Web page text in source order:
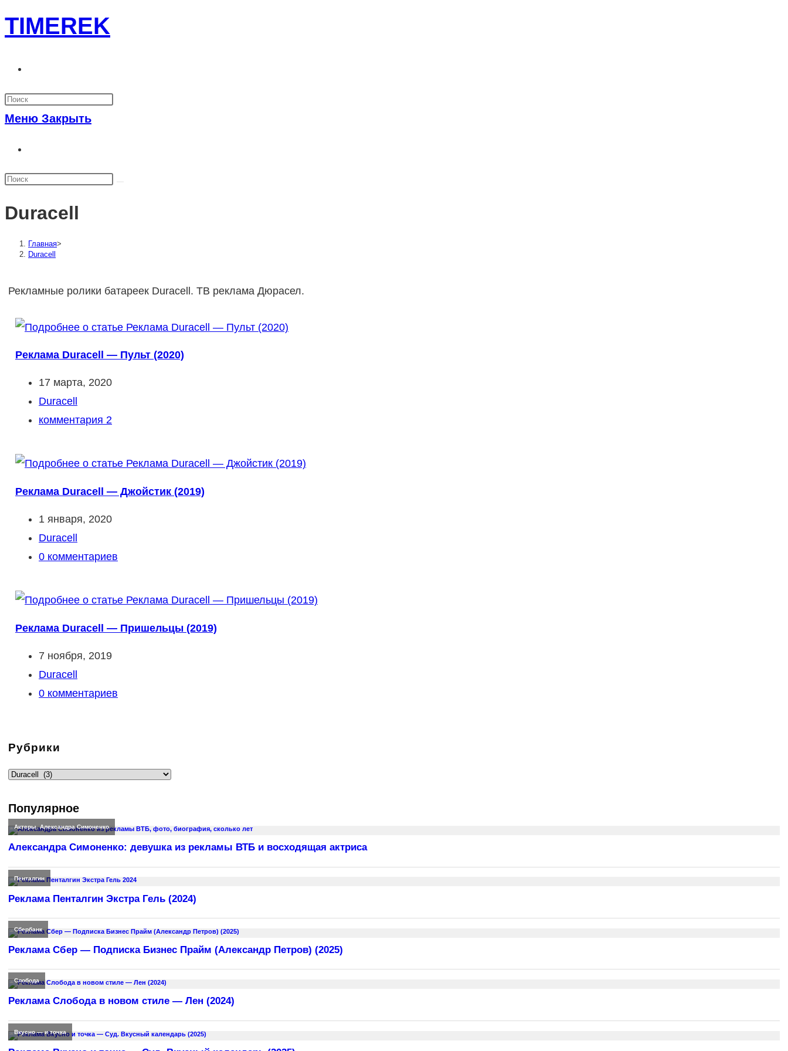
к
TIMEREK
по
Меню Закрыть
по
сайту
Duracell
Главная>
Duracell
Рекламные ролики батареек Duracell. ТВ реклама Дюрасел.
Реклама Duracell — Пульт (2020)
Запись
опубликована:
17 марта, 2020
Рубрика
записи:
Duracell
Комментарии
записи:
комментария 2
Реклама Duracell — Джойстик (2019)
Запись
опубликована:
1 января, 2020
Рубрика
записи:
Duracell
Комментарии
записи:
0 комментариев
Реклама Duracell — Пришельцы (2019)
Запись
опубликована:
7 ноября, 2019
Рубрика
записи:
Duracell
Комментарии
0 комментариев
Рубрики
Рубрики
Популярное
Актеры,Александра Симоненко
Александра Симоненко: девушка из рекламы ВТБ и восходящая актриса
Пенталгин
Реклама Пенталгин Экстра Гель (2024)
Сбербанк
Реклама Сбер — Подписка Бизнес Прайм (Александр Петров) (2025)
Слобода
Реклама Слобода в новом стиле — Лен (2024)
Вкусно — и точка